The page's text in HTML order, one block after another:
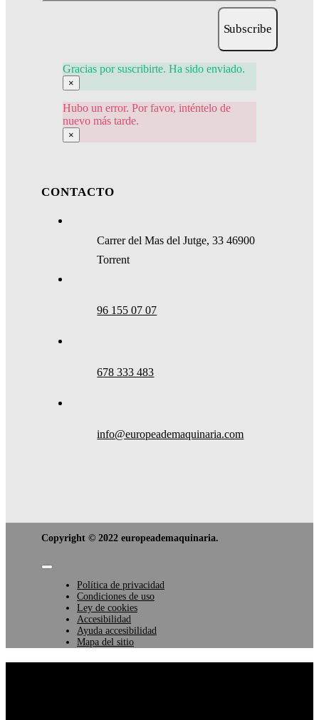
Subscribe
Gracias por suscribirte. Ha sido enviado.
×
Hubo un error. Por favor, inténtelo de
nuevo más tarde.
×
CONTACTO
Carrer del Mas del Jutge, 33 46900
Torrent
96 155 07 07
678 333 483
info@europeademaquinaria.com
Copyright © 2022 europeademaquinaria.
Toggle
NavigationPolítica de privacidad
Condiciones de uso
Ley de cookies
Accesibilidad
Ayuda accesibilidad
Mapa del sitio